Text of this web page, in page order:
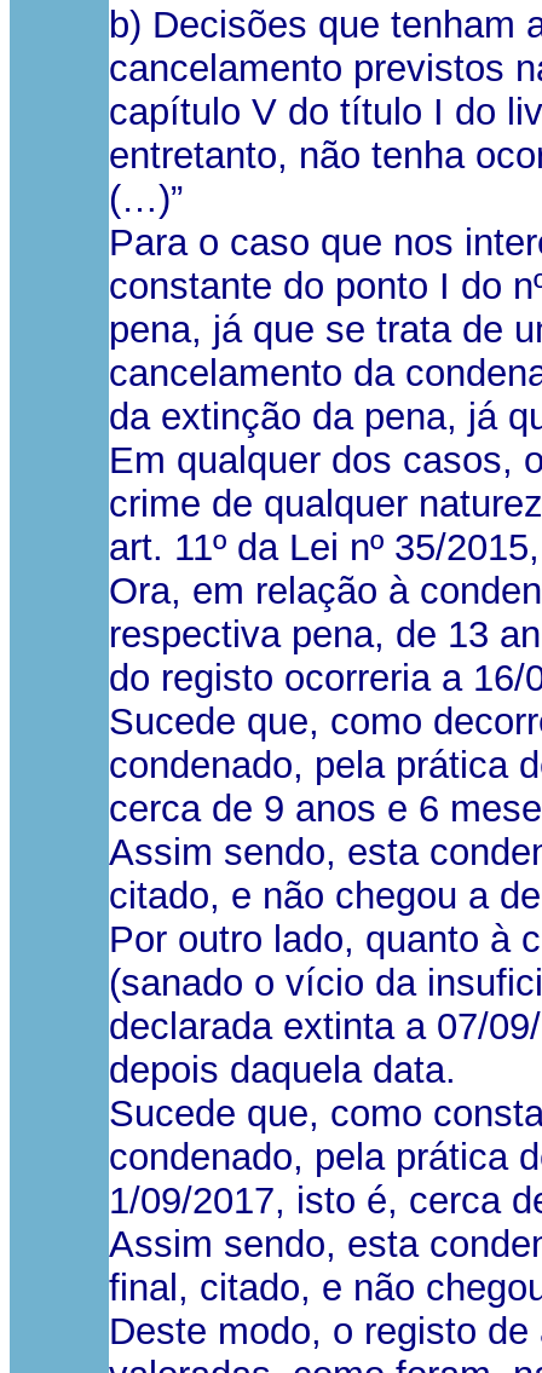
b) Decisões que tenham
cancelamento previstos
capítulo V do título I do
entretanto, não tenha
(…)”
Para o caso que nos
constante do ponto I do
pena, já que se trata de
cancelamento da
da extinção da pena, já
Em qualquer dos casos,
crime de qualquer
art. 11º da Lei nº 35/
Ora, em relação à
respectiva pena, de 13
do registo ocorreria a
Sucede que, como
condenado, pela prática
cerca de 9 anos e 6
Assim sendo, esta
citado, e não chegou a
Por outro lado, quanto à
(sanado o vício da
declarada extinta a 07/
depois daquela data.
Sucede que, como
condenado, pela prática
1/09/2017, isto é, cerca
Assim sendo, esta
final, citado, e não
Deste modo, o registo